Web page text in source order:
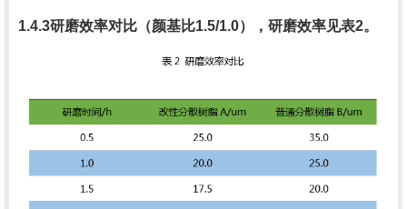
1.4.3研磨效率对比（颜基比1.5/1.0），研磨效率见表2。